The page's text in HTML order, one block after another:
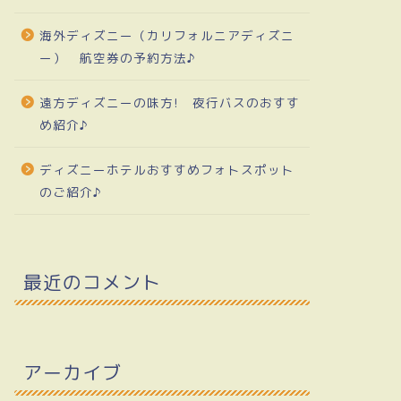
海外ディズニー（カリフォルニアディズニ
ー） 航空券の予約方法♪
遠方ディズニーの味方! 夜行バスのおすす
め紹介♪
ディズニーホテルおすすめフォトスポット
のご紹介♪
最近のコメント
アーカイブ